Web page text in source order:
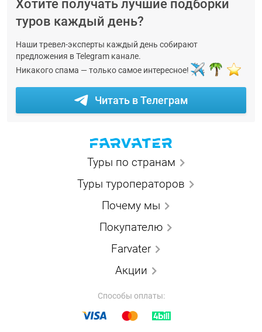
Хотите получать лучшие подборки
туров каждый день?
Наши тревел-эксперты каждый день собирают
предложения в Telegram канале.
Никакого спама — только самое интересное!
Читать в Телеграм
Туры по странам
Туры туроператоров
Почему мы
Покупателю
Farvater
Акции
Способы оплаты: